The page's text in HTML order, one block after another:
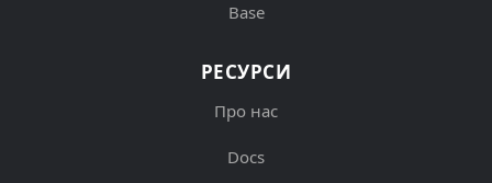
Base
РЕСУРСИ
Про нас
Docs